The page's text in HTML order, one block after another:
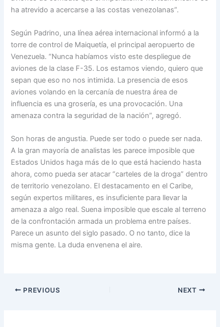
ha atrevido a acercarse a las costas venezolanas”.
Según Padrino, una línea aérea internacional informó a la
torre de control de Maiquetía, el principal aeropuerto de
Venezuela. “Nunca habíamos visto este despliegue de
aviones de la clase F-35. Los estamos viendo, quiero que
sepan que eso no nos intimida. La presencia de esos
aviones volando en la cercanía de nuestra área de
influencia es una grosería, es una provocación. Una
amenaza contra la seguridad de la nación”, agregó.
Son horas de angustia. Puede ser todo o puede ser nada.
A la gran mayoría de analistas les parece imposible que
Estados Unidos haga más de lo que está haciendo hasta
ahora, como pueda ser atacar “carteles de la droga” dentro
de territorio venezolano. El destacamento en el Caribe,
según expertos militares, es insuficiente para llevar la
amenaza a algo real. Suena imposible que escale al terreno
de la confrontación armada un problema entre países.
Parece un asunto del siglo pasado. O no tanto, dice la
misma gente. La duda envenena el aire.
PREVIOUS NEXT